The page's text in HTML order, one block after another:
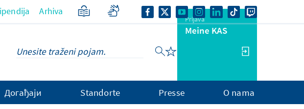
Arhiva
Prijava
Meine KAS
Догађаји Standorte Presse O nama